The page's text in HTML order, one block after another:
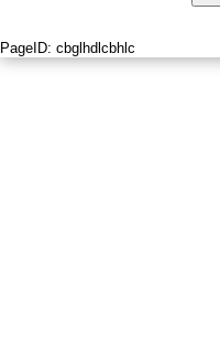
PageID: cbglhdlcbhlc